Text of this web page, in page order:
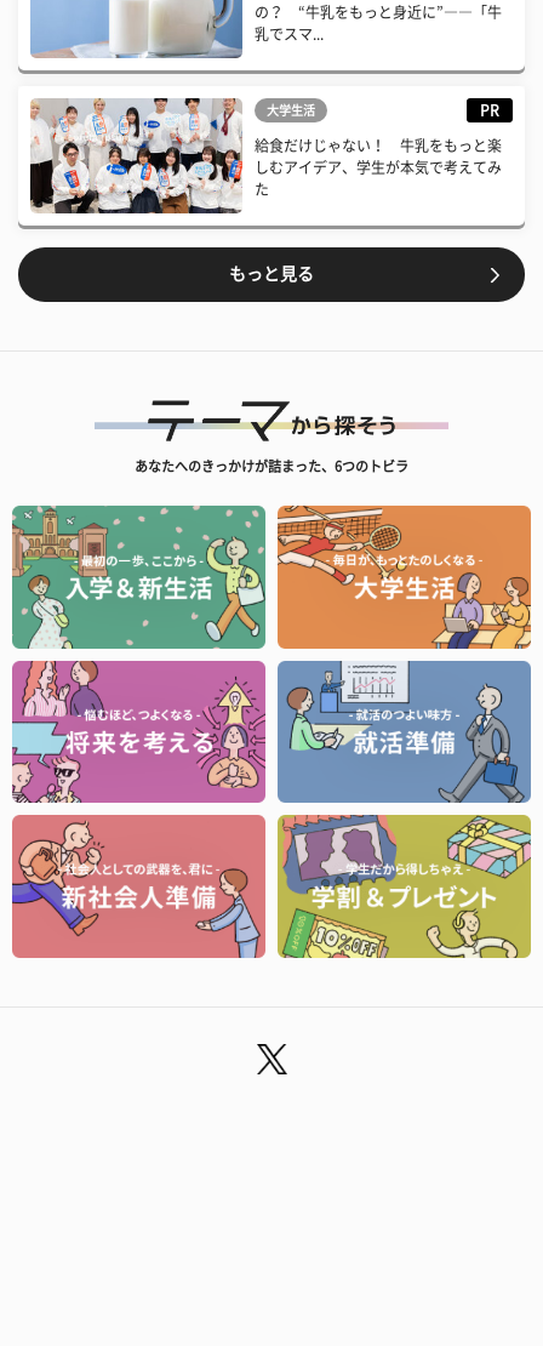
の？ “牛乳をもっと身近に”――「牛
乳でスマ...
大学生活 PR
給食だけじゃない！ 牛乳をもっと楽
しむアイデア、学生が本気で考えてみ
た
もっと見る
あなたへのきっかけが詰まった、6つのトビラ